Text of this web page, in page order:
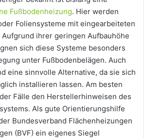
Fußbodenheizung. Hier werden
Foliensysteme mit eingearbeiteten
ihrer geringen Aufbauhöhe
sich diese Systeme besonders
unter Fußbodenbelägen. Auch
eine sinnvolle Alternative, da sie sich
installieren lassen. Am besten
Fälle den Herstellerhinweisen des
Als gute Orientierungshilfe
Bundesverband Flächenheizungen
(BVF) ein eigenes Siegel